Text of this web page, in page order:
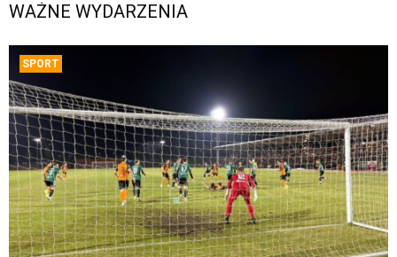
WAŻNE WYDARZENIA
SPORT